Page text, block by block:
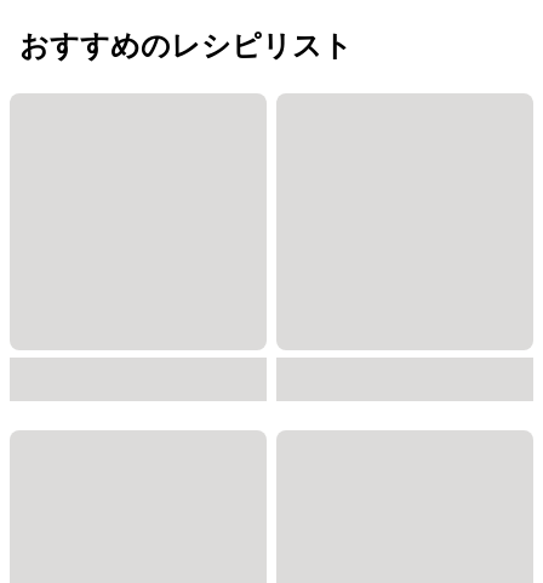
おすすめのレシピリスト